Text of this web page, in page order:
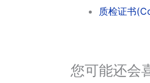
质检证书
您可能还会